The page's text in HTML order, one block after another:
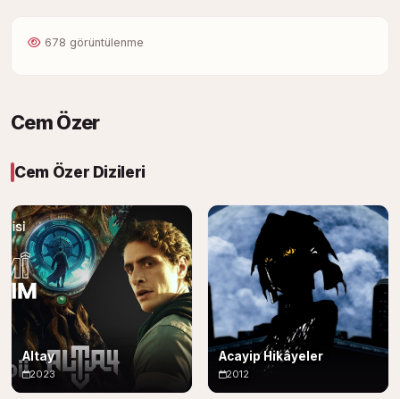
678 görüntülenme
Cem Özer
Cem Özer Dizileri
Altay
2023
Acayip Hikâyeler
2012